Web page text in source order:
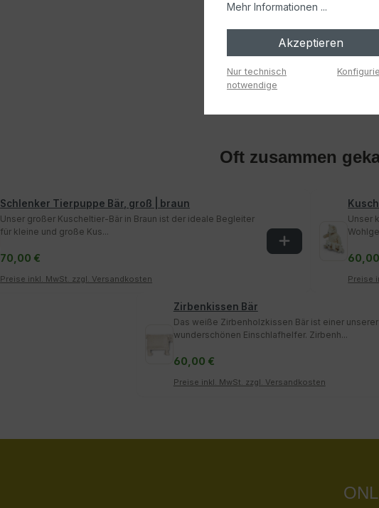
Oft zusammen
Schlenker Tierpuppe Bär, groß | braun
Unser großer Kuscheltier-Bär in Braun ist der ideale Begleiter
für kleine und große Kus...
70,00 €
Preise inkl. MwSt. zzgl. Versandkosten
Unser
Preise
Zirbenkissen Bär
Das weiße Zirbenholzkissen Bär ist einer unserer
wunderschönen Einschlafhelfer. Zirbenh...
60,00 €
Preise inkl. MwSt. zzgl. Versandkosten
Mehr Informationen ...
Akzeptieren
Nur technisch
notwendige